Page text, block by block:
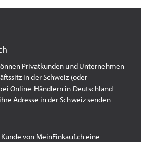
Privatkunden und Unternehmen
in der Schweiz (oder
Online-Händlern in Deutschland
Adresse in der Schweiz senden
von MeinEinkauf.ch eine